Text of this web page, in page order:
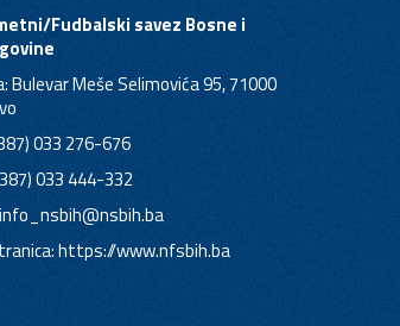
Fudbalski savez Bosne i
Bulevar Meše Selimovića 95, 71000
033 276-676
033 444-332
info_nsbih@nsbih.ba
https://www.nfsbih.ba